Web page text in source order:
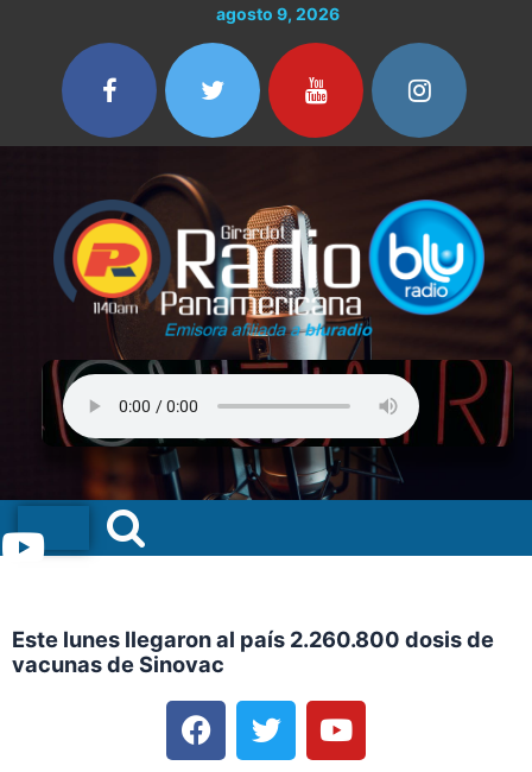
contenido
agosto 9, 2026
Menu
Este lunes llegaron al país 2.260.800 dosis de
vacunas de Sinovac
F
a
c
T
w
i
Y
o
u